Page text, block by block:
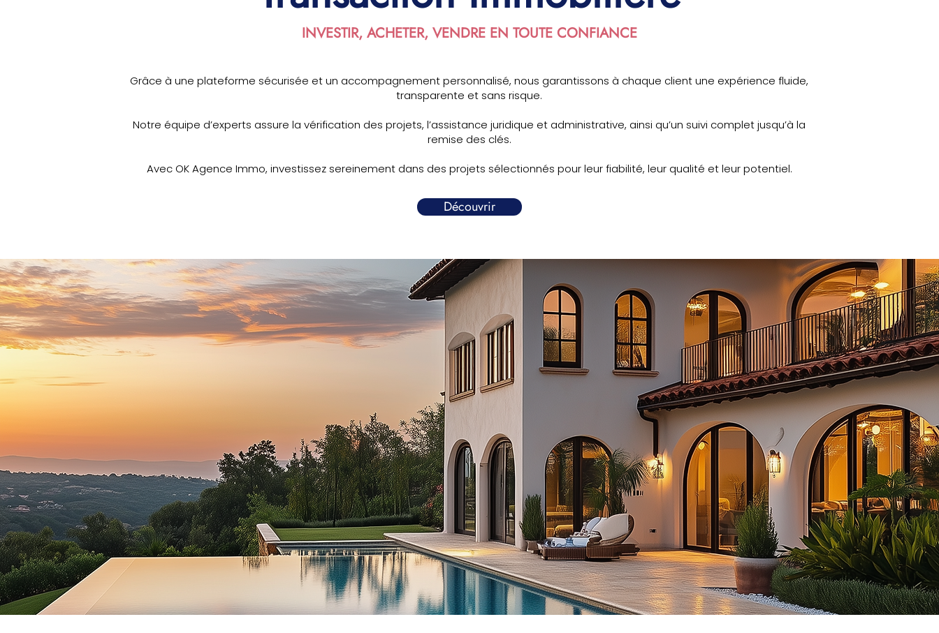
INVESTIR, ACHETER, VENDRE EN TOUTE CONFIANCE
Grâce à une plateforme sécurisée et un accompagnement personnalisé, nous garantissons à chaque client une expérience fluide,
transparente et sans risque.
Notre équipe d’experts assure la vérification des projets, l’assistance juridique et administrative, ainsi qu’un suivi complet jusqu’à la
remise des clés.
Avec OK Agence Immo, investissez sereinement dans des projets sélectionnés pour leur fiabilité, leur qualité et leur potentiel.
Découvrir